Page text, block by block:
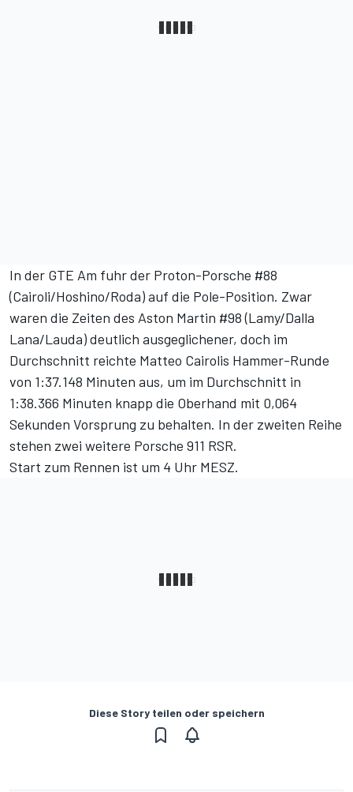
In der GTE Am fuhr der Proton-Porsche #88
(Cairoli/Hoshino/Roda) auf die Pole-Position. Zwar
waren die Zeiten des Aston Martin #98 (Lamy/Dalla
Lana/Lauda) deutlich ausgeglichener, doch im
Durchschnitt reichte Matteo Cairolis Hammer-Runde
von 1:37.148 Minuten aus, um im Durchschnitt in
1:38.366 Minuten knapp die Oberhand mit 0,064
Sekunden Vorsprung zu behalten. In der zweiten Reihe
stehen zwei weitere Porsche 911 RSR.
Start zum Rennen ist um 4 Uhr MESZ.
Diese Story teilen oder speichern